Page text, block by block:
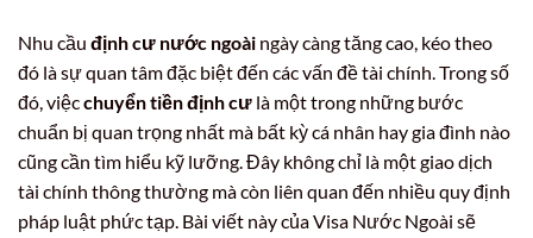
Nhu cầu định cư nước ngoài ngày càng tăng cao, kéo theo
đó là sự quan tâm đặc biệt đến các vấn đề tài chính. Trong số
đó, việcchuyển tiền định cư là một trong những bước
chuẩn bị quan trọng nhất mà bất kỳ cá nhân hay gia đình nào
cũng cần tìm hiểu kỹ lưỡng. Đây không chỉ là một giao dịch
tài chính thông thường mà còn liên quan đến nhiều quy định
pháp luật phức tạp. Bài viết này của Visa Nước Ngoài sẽ